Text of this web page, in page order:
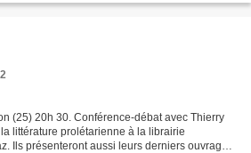
(25) 20h 30. Conférence-débat avec Thierry
littérature prolétarienne à la librairie
Ils présenteront aussi leurs derniers ouvrages.